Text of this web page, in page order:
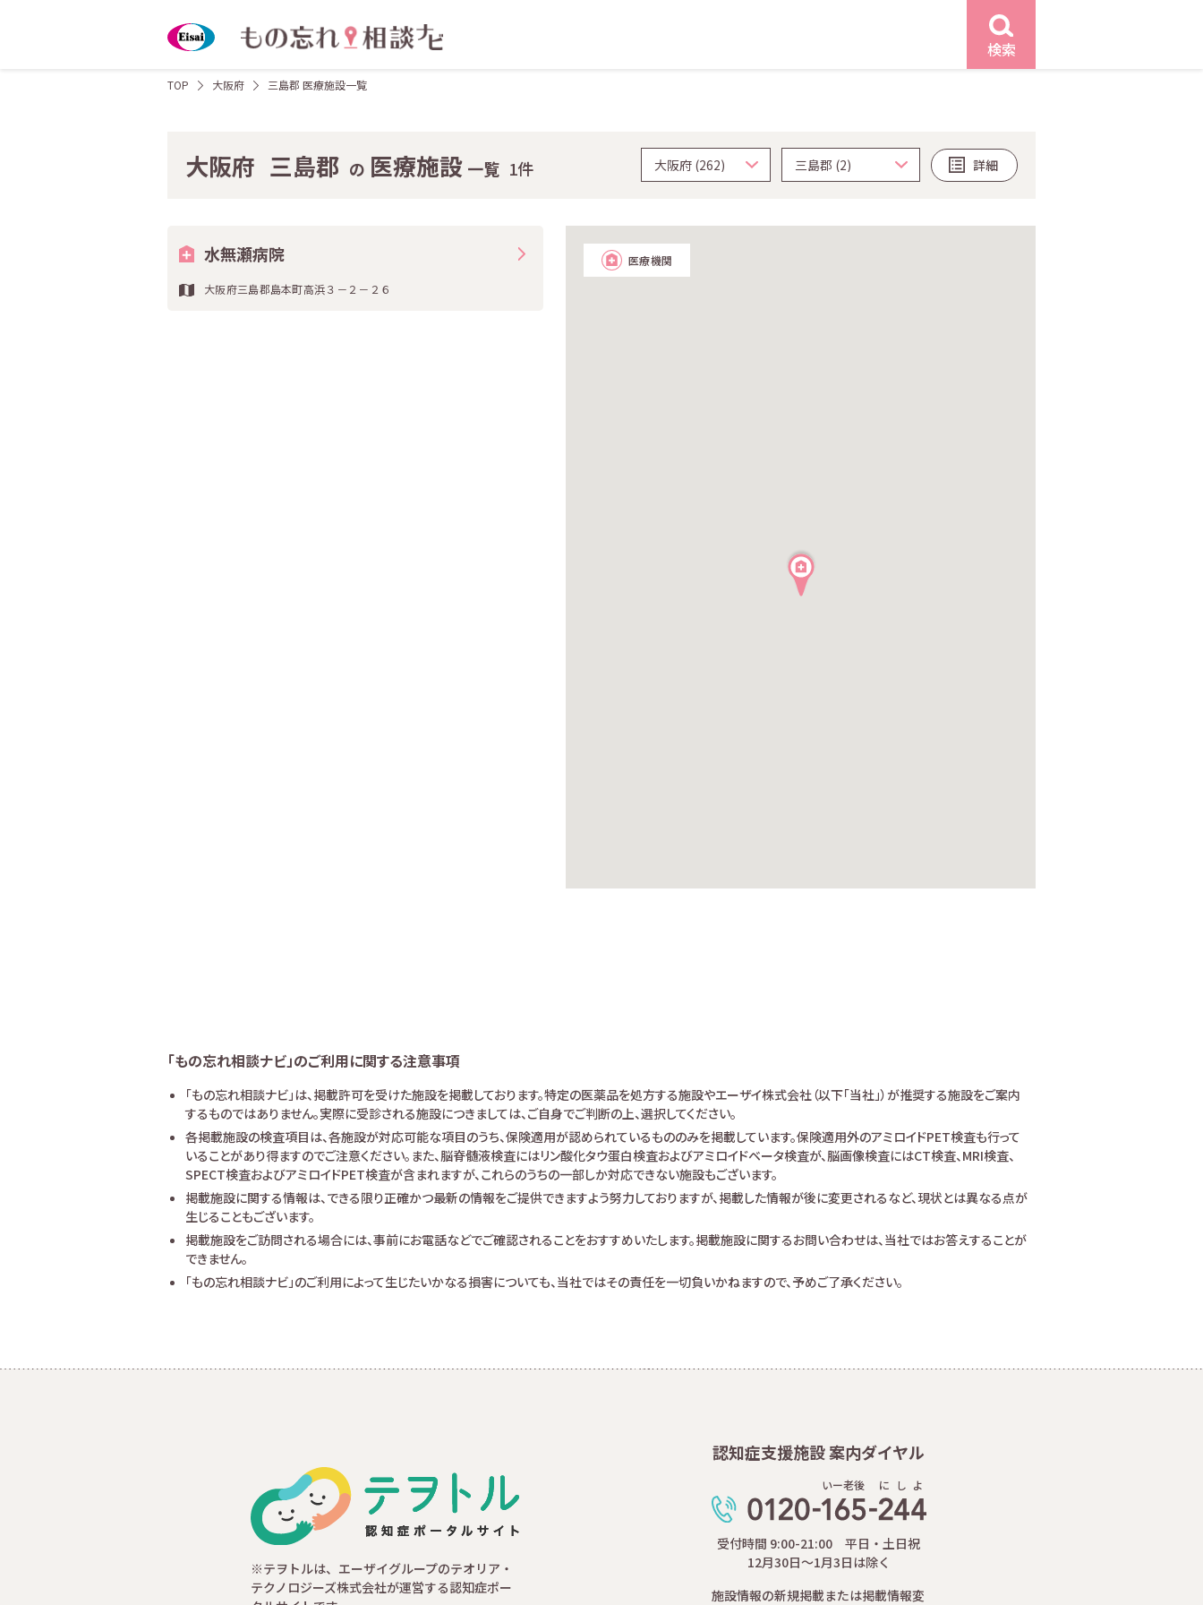
検索
TOP 大阪府 三島郡 医療施設一覧
大阪府 三島郡 の 医療施設 一覧 1件 詳細
水無瀬病院
大阪府三島郡島本町高浜３－２－２６
医療機関
「もの忘れ相談ナビ」のご利用に関する注意事項
「もの忘れ相談ナビ」は、掲載許可を受けた施設を掲載しております。特定の医薬品を処方する施設やエーザイ株式会社（以下「当社」）が推奨する施設をご案内
するものではありません。実際に受診される施設につきましては、ご自身でご判断の上、選択してください。
各掲載施設の検査項目は、各施設が対応可能な項目のうち、保険適用が認められているもののみを掲載しています。保険適用外のアミロイドPET検査も行って
いることがあり得ますのでご注意ください。また、脳脊髄液検査にはリン酸化タウ蛋白検査およびアミロイドベータ検査が、脳画像検査にはCT検査、MRI検査、
SPECT検査およびアミロイドPET検査が含まれますが、これらのうちの一部しか対応できない施設もございます。
掲載施設に関する情報は、できる限り正確かつ最新の情報をご提供できますよう努力しておりますが、掲載した情報が後に変更されるなど、現状とは異なる点が
生じることもございます。
掲載施設をご訪問される場合には、事前にお電話などでご確認されることをおすすめいたします。掲載施設に関するお問い合わせは、当社ではお答えすることが
できません。
「もの忘れ相談ナビ」のご利用によって生じたいかなる損害についても、当社ではその責任を一切負いかねますので、予めご了承ください。
認知症支援施設 案内ダイヤル
いー老後 に し よ
受付時間 9:00-21:00 平日・土日祝
12月30日～1月3日は除く
施設情報の新規掲載または掲載情報変
※テヲトルは、エーザイグループのテオリア・
テクノロジーズ株式会社が運営する認知症ポー